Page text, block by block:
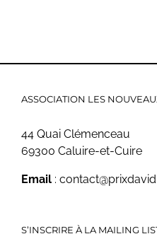
ASSOCIATION LES
44 Quai Clémenceau
69300 Caluire-et-Cuire
Email :
S’INSCRIRE À LA MAILING